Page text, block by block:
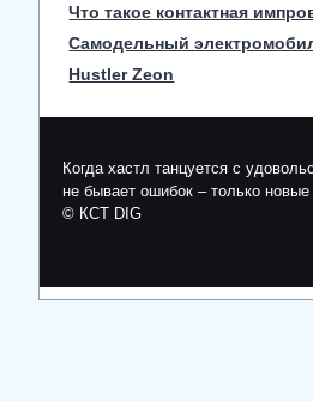
Что такое контактная
Самодельный
Hustler Zeon
Когда хастл танцуется с
не бывает ошибок – только
© КСТ DIG